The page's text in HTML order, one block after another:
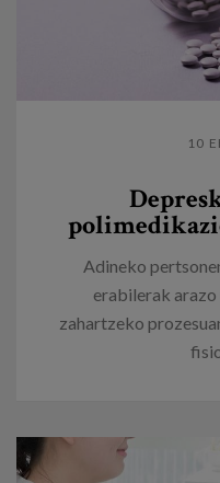
10
Adineko
erabilerak
zahartzeko